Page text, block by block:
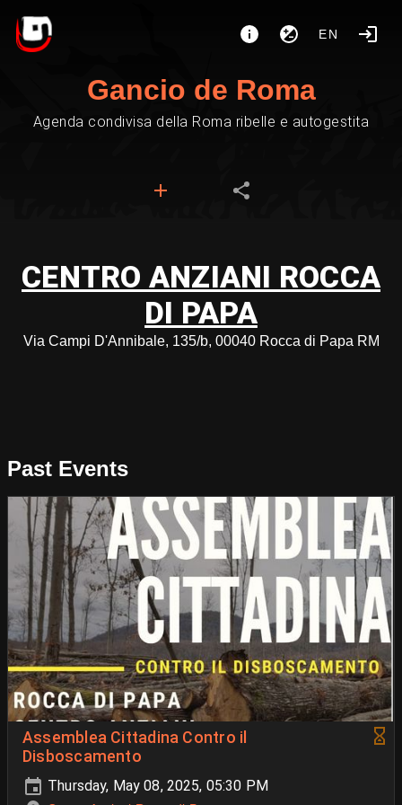
EN
Gancio de Roma
Agenda condivisa della Roma ribelle e autogestita
CENTRO ANZIANI ROCCA
DI PAPA
Via Campi D'Annibale, 135/b, 00040 Rocca di Papa RM
Past Events
Assemblea Cittadina Contro il
Disboscamento
Thursday, May 08, 2025, 05:30 PM